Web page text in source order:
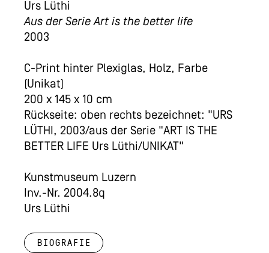
Urs Lüthi
Aus der Serie Art is the better life
2003
C-Print hinter Plexiglas, Holz, Farbe
(Unikat)
200 x 145 x 10 cm
Rückseite: oben rechts bezeichnet: "URS
LÜTHI, 2003/aus der Serie "ART IS THE
BETTER LIFE Urs Lüthi/UNIKAT"
Kunstmuseum Luzern
Inv.-Nr. 2004.8q
Urs Lüthi
Biografie